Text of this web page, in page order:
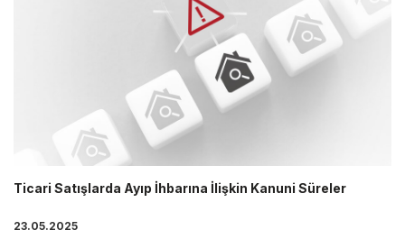
Ticari Satışlarda Ayıp İhbarına İlişkin Kanuni Süreler
23.05.2025